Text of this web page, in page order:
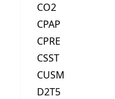
CO2
CPAP
CPRE
CSST
CUSM
D2T5